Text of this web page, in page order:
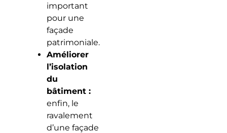
important
pour une
façade
patrimoniale.
Améliorer
l’isolation
du
bâtiment :
enfin, le
ravalement
d’une façade